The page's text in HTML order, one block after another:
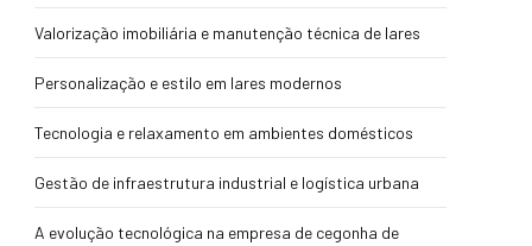
Valorização imobiliária e manutenção técnica de lares
Personalização e estilo em lares modernos
Tecnologia e relaxamento em ambientes domésticos
Gestão de infraestrutura industrial e logística urbana
A evolução tecnológica na empresa de cegonha de